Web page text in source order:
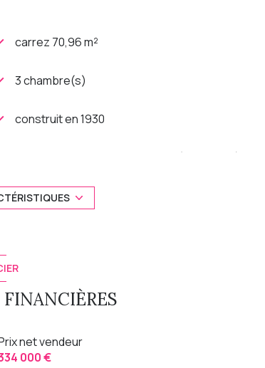
carrez 70,96 m²
3 chambre(s)
construit en 1930
Chauffage individuel : radiateur (electrique)
2 niveau(x)
net vendeur
000 €